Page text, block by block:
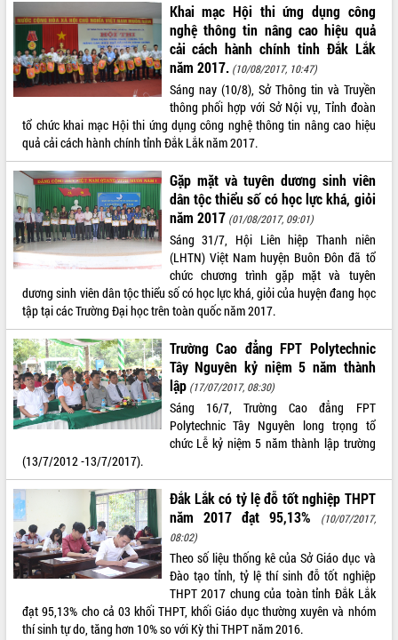
Triết thăm, tặng quà người có công với
cách mạng
Rà soát, hoàn thiện hệ thống thiết chế
văn hóa, thể thao đáp ứng yêu cầu
phát triển mới
Thường trực HĐND tỉnh Đắk Lắk gặp
mặt Đoàn chuyên gia y tế TP. Hồ Chí
Minh
Lễ truy điệu và an táng hài cốt liệt sĩ
tại Nghĩa trang Liệt sĩ xã Sơn Hòa
Bàn giải pháp tháo gỡ khó khăn trong
xuất khẩu sầu riêng và triển khai quy
định EUDR
Thứ trưởng Bộ Nông nghiệp và Môi
trường Nguyễn Hoàng Hiệp khảo sát
vùng trồng và doanh nghiệp đóng gói
sầu riêng tại Đắk Lắk
Trình diễn nghệ thuật chế biến các
món ăn từ sầu riêng
Đắk Lắk công bố Quy hoạch và xúc
tiến đầu tư tỉnh
Ngành cá ngừ Đắk Lắk chủ động thích
ứng để giữ vững thị trường xuất khẩu
Diễn đàn Kinh tế tư nhân Việt Nam đột
Đề án 06 tạo bước ngoặt đột phá trong
cải cách hành chính tỉnh Đắk Lắk
ALBUM ẢNH
LIÊN KẾT WEB
THỐNG KÊ TRUY CẬP
Hôm nay: 18597
Tất cả: 65994739
Khai mạc Hội thi ứng dụng công
nghệ thông tin nâng cao hiệu quả
cải cách hành chính tỉnh Đắk Lắk
năm 2017. (10/08/2017, 10:47)
Sáng nay (10/8), Sở Thông tin và Truyền
thông phối hợp với Sở Nội vụ, Tỉnh đoàn
tổ chức khai mạc Hội thi ứng dụng công nghệ thông tin nâng cao hiệu
quả cải cách hành chính tỉnh Đắk Lắk năm 2017.
Gặp mặt và tuyên dương sinh viên
dân tộc thiểu số có học lực khá, giỏi
năm 2017 (01/08/2017, 09:01)
Sáng 31/7, Hội Liên hiệp Thanh niên
(LHTN) Việt Nam huyện Buôn Đôn đã tổ
chức chương trình gặp mặt và tuyên
dương sinh viên dân tộc thiểu số có học lực khá, giỏi của huyện đang học
tập tại các Trường Đại học trên toàn quốc năm 2017.
Trường Cao đẳng FPT Polytechnic
Tây Nguyên kỷ niệm 5 năm thành
lập (17/07/2017, 08:30)
Sáng 16/7, Trường Cao đẳng FPT
Polytechnic Tây Nguyên long trọng tổ
chức Lễ kỷ niệm 5 năm thành lập trường
(13/7/2012 -13/7/2017).
Đắk Lắk có tỷ lệ đỗ tốt nghiệp THPT
năm 2017 đạt 95,13%
(10/07/2017,
08:02)
Theo số liệu thống kê của Sở Giáo dục và
Đào tạo tỉnh, tỷ lệ thí sinh đỗ tốt nghiệp
THPT 2017 chung của toàn tỉnh Đắk Lắk
đạt 95,13% cho cả 03 khối THPT, khối Giáo dục thường xuyên và nhóm
thí sinh tự do, tăng hơn 10% so với Kỳ thi THPT năm 2016.